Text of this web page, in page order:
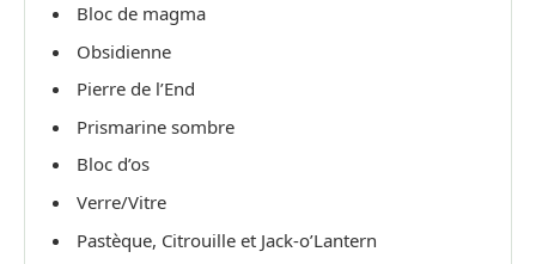
Bloc de magma
Obsidienne
Pierre de l’End
Prismarine sombre
Bloc d’os
Verre/Vitre
Pastèque, Citrouille et Jack-o’Lantern